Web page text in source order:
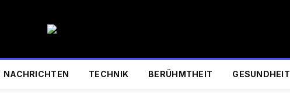
NACHRICHTEN TECHNIK BERÜHMTHEIT GESUNDHEIT